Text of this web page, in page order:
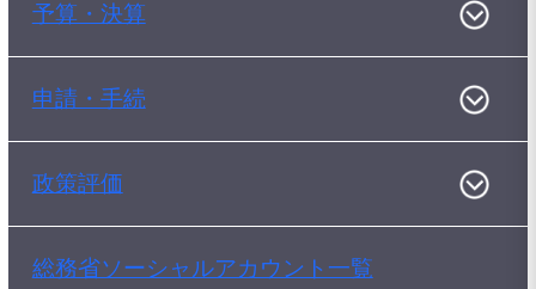
予算・決算
申請・手続
政策評価
総務省ソーシャルアカウント一覧